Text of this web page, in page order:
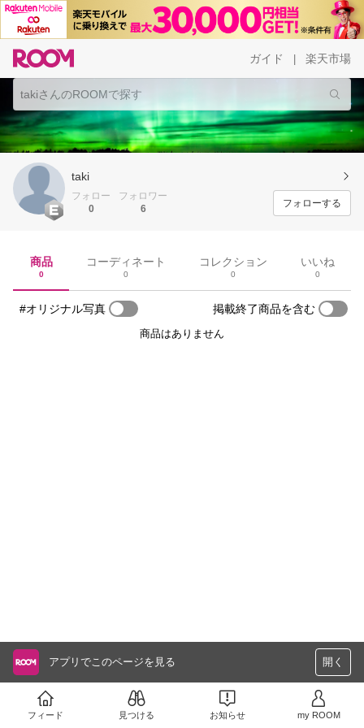
ガイド 楽天市場
taki
フォロー
0
フォロワー
6
フォローする
商品
0
コーディネート
0
コレクション
0
いいね
0
#オリジナル写真 掲載終了商品を含む
商品はありません
アプリでこのページを見る 開く
フィード 見つける お知らせ my ROOM